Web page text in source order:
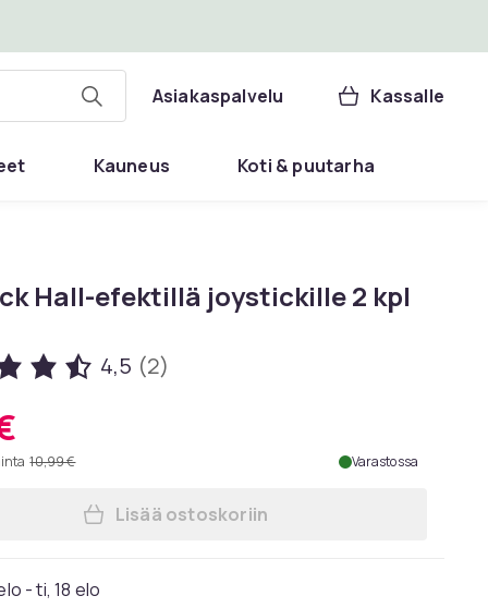
Asiakaspalvelu Kassalle
Kauneus Koti & puutarha
Hall-efektillä joystickille 2 kpl
4,5 (2)
10,99 € Varastossa
Lisää Joystick Hall-efektillä
Lisää ostoskoriin
- ti, 18 elo